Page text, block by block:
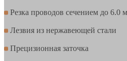
Резка проводов сечением до 6.0
Лезвия из нержавеющей стали
Прецизионная заточка